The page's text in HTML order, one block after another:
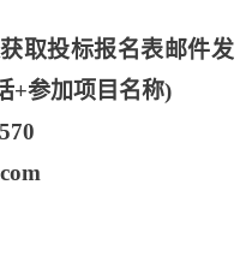
取投标报名表邮件发
+参加项目名称)